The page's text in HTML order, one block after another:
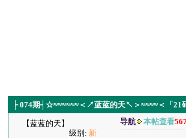
╞ 074期╡☆≈≈≈≈≈≈＜↗蓝蓝的天↖＞≈≈≈≈＜「21
【蓝蓝的天】
级别: 新
导航 本帖查看